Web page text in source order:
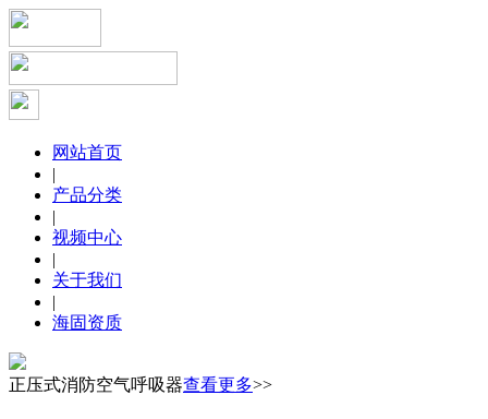
网站首页
|
产品分类
|
视频中心
|
关于我们
|
海固资质
正压式消防空气呼吸器查看更多>>